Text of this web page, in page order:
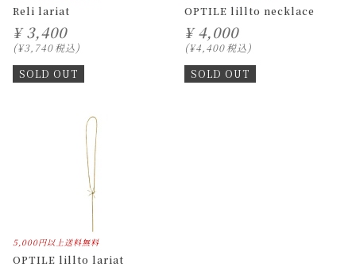
Reli lariat
¥ 3,400
¥3,740税込
SOLD OUT
OPTILE lillto necklace
¥ 4,000
¥4,400税込
SOLD OUT
5,000円以上送料無料
OPTILE lillto lariat